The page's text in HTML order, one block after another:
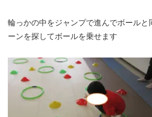
輪っかの中をジャンプで進んでボールと
ーンを探してボールを乗せます